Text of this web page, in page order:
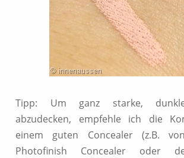
Tipp: Um ganz starke,
abzudecken, empfehle ich die
einem guten Concealer (z.B.
Photofinish Concealer oder